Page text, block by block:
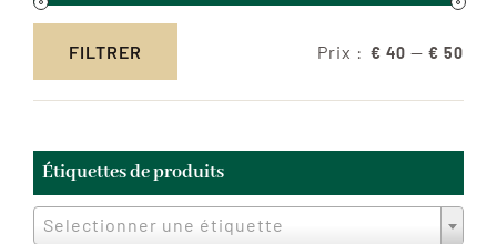
min
max
FILTRER Prix : € 40 — € 50
Étiquettes de produits
Selectionner une étiquette